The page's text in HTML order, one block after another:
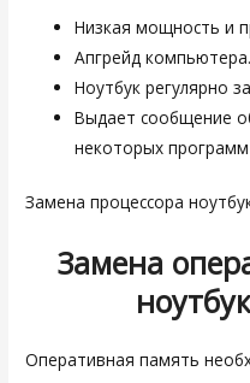
Низкая мощность и
Апгрейд компьютера.
Ноутбук регулярно
Выдает сообщение
некоторых
Замена процессора
Замена
Оперативная память